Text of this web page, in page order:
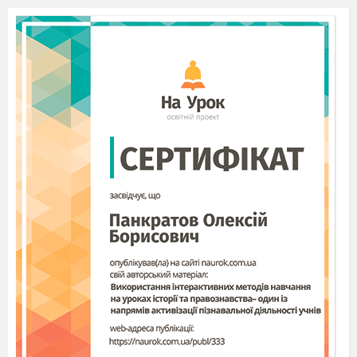
народні перекази, «Уроки народознавства» -
Київ: Редакція часопису «Народознавство»
Шановні гості!
Відлітають роки, минають віки ,
змінюється мода, але ніщо не затьмарить краси
вишитих речей. Вони вічні. Свідченням цього
є наш музей . Щойно ви побували у нашому
фольклорно-етнографічному музеї,
ознайомилися із зразками художніх промислів
українського народу. Наш музей сприяє
збереженню духовної культури у дітей,
виробленню душевної потреби творити,
продовжувати і берегти звичаї, традиції і
обряди свого народу. Вчить шанувати
українських народних майстринь, не забувати